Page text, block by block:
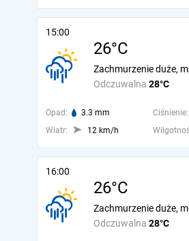
15:00
26°C
Odczuwalna 28°C
Zachmurzenie duże,
Opad: 3.3 mm Ciśnienie:
Wiatr:
12 km/h
16:00
26°C
Odczuwalna 28°C
Zachmurzenie duże,